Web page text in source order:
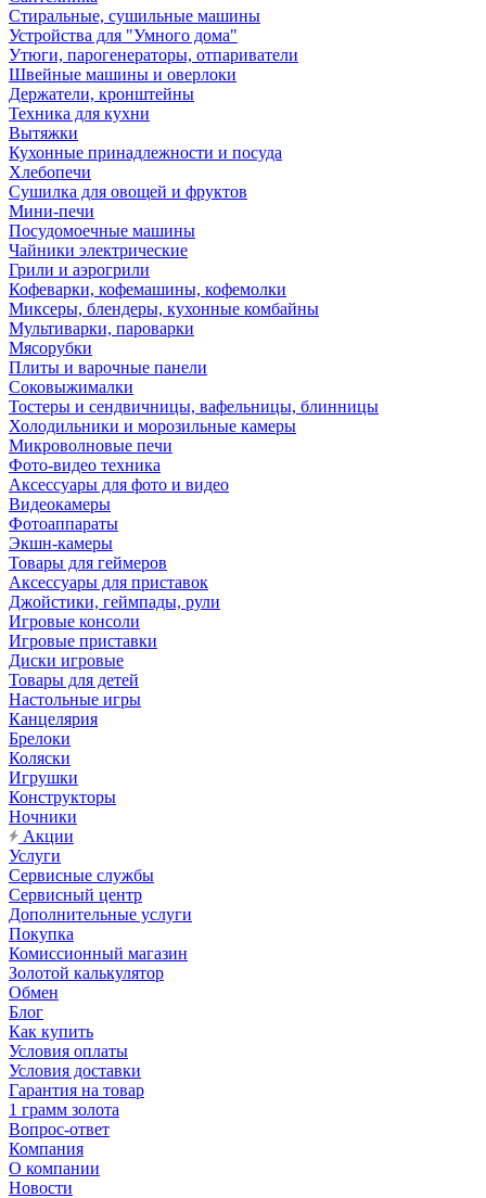
Стиральные, сушильные машины
Устройства для "Умного дома"
Утюги, парогенераторы, отпариватели
Швейные машины и оверлоки
Держатели, кронштейны
Техника для кухни
Вытяжки
Кухонные принадлежности и посуда
Хлебопечи
Сушилка для овощей и фруктов
Мини-печи
Посудомоечные машины
Чайники электрические
Грили и аэрогрили
Кофеварки, кофемашины, кофемолки
Миксеры, блендеры, кухонные комбайны
Мультиварки, пароварки
Мясорубки
Плиты и варочные панели
Соковыжималки
Тостеры и сендвичницы, вафельницы, блинницы
Холодильники и морозильные камеры
Микроволновые печи
Фото-видео техника
Аксессуары для фото и видео
Видеокамеры
Фотоаппараты
Экшн-камеры
Товары для геймеров
Аксессуары для приставок
Джойстики, геймпады, рули
Игровые консоли
Игровые приставки
Диски игровые
Товары для детей
Настольные игры
Канцелярия
Брелоки
Коляски
Игрушки
Конструкторы
Ночники
Акции
Услуги
Сервисные службы
Сервисный центр
Дополнительные услуги
Покупка
Комиссионный магазин
Золотой калькулятор
Обмен
Блог
Как купить
Условия оплаты
Условия доставки
Гарантия на товар
1 грамм золота
Вопрос-ответ
Компания
О компании
Новости